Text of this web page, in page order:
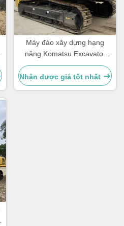
Máy đào xây dựng hạng
nặng Komatsu Excavator
PC450 sử dụng
Nhận được giá tốt nhất